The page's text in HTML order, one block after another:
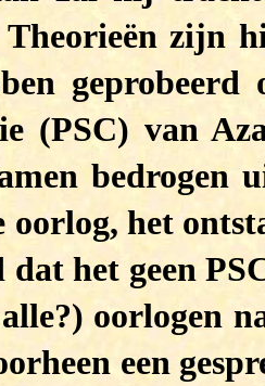
zijn
geprobeerd
(PSC) van
bedrogen
oorlog, het
het geen
oorlogen
een